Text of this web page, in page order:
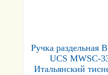
Ручка раздельная
UCS MWSC-
Итальянский